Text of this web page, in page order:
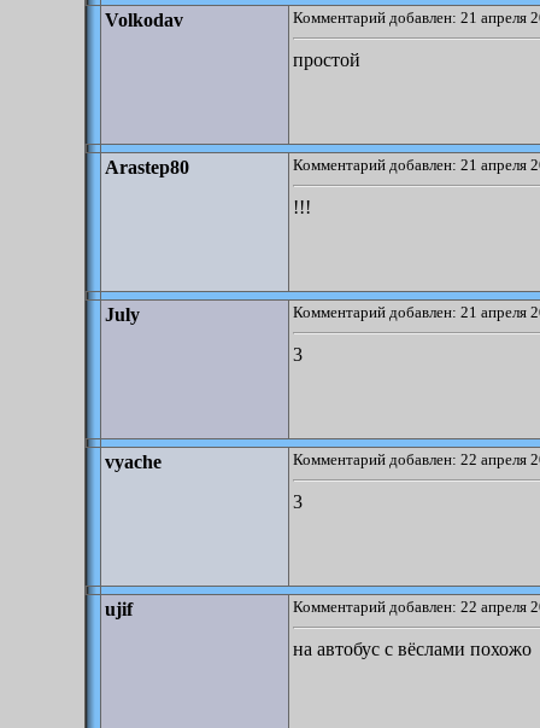
Volkodav Комментарий добавлен: 21 апреля
простой
Arastep80 Комментарий добавлен: 21 апреля
!!!
July Комментарий добавлен: 21 апреля
3
vyache Комментарий добавлен: 22 апреля
3
ujif Комментарий добавлен: 22 апреля
на автобус с вёслами похожо